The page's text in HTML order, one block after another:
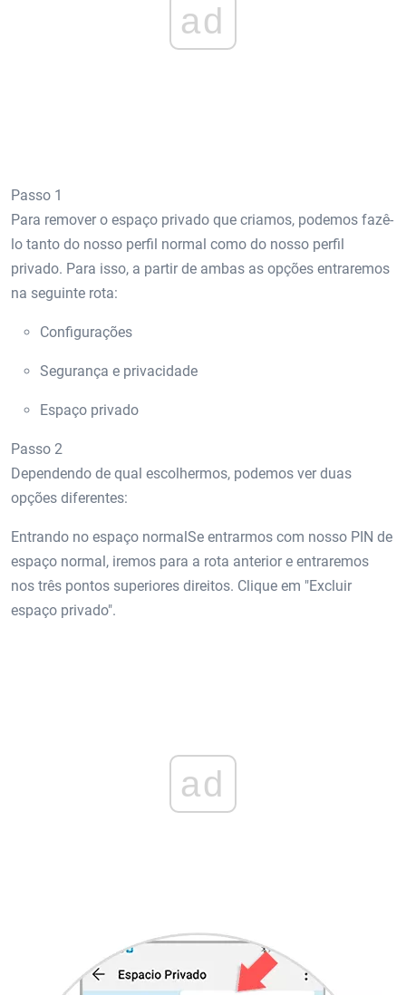
ad
Passo 1
Para remover o espaço privado que criamos, podemos fazê-
lo tanto do nosso perfil normal como do nosso perfil
privado. Para isso, a partir de ambas as opções entraremos
na seguinte rota:
Configurações
Segurança e privacidade
Espaço privado
Passo 2
Dependendo de qual escolhermos, podemos ver duas
opções diferentes:
Entrando no espaço normalSe entrarmos com nosso PIN de
espaço normal, iremos para a rota anterior e entraremos
nos três pontos superiores direitos. Clique em "Excluir
espaço privado".
ad